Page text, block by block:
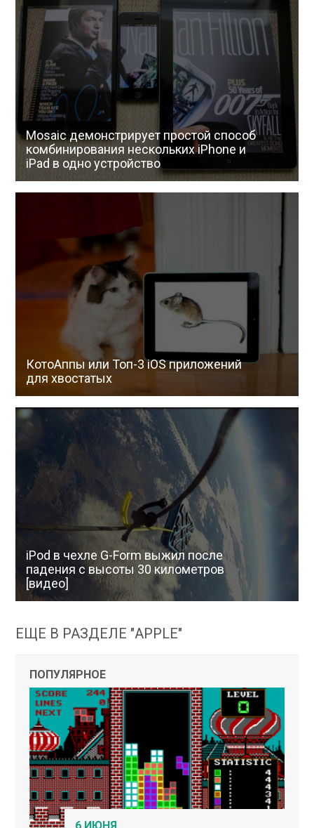
Mosaic демонстрирует простой способ
комбинирования нескольких iPhone и
iPad в одно устройство
КотоАппы или Топ-3 iOS приложений
для хвостатых
iPod в чехле G-Form выжил после
падения с высоты 30 километров
[видео]
ЕЩЕ В РАЗДЕЛЕ "APPLE"
ПОПУЛЯРНОЕ